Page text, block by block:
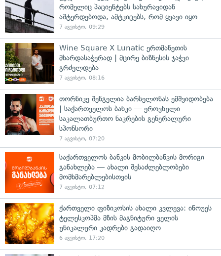
რომელიც პაციენტებს სახურავიდან
აშტერდებოდა, ამტკიცებს, რომ ყვავი იყო
7 აგვისტო, 09:29
Wine Square X Lunatic ერთმანეთის
მხარდასაჭერად | მცირე ბიზნესის ჯაჭვი
გრძელდება
7 აგვისტო, 08:16
თორნიკე შენგელია ბარსელონას ემშვიდობება
| საქართველოს ბანკი — ეროვნული
საკალათბურთო ნაკრების გენერალური
სპონსორი
7 აგვისტო, 07:20
საქართველოს ბანკის მობილბანკის მორიგი
განახლება — ახალი შესაძლებლობები
მომხმარებლებისთვის
7 აგვისტო, 07:12
ქართველი ფიზიკოსის ახალი კვლევა: ინოუეს
ტელესკოპმა მზის მაგნიტური ველის
უნიკალური კადრები გადაიღო
6 აგვისტო, 17:20